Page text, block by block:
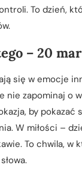
To dzień,
– 20
się w emocje
nie zapominaj o
by pokazać
W miłości –
To chwila, w